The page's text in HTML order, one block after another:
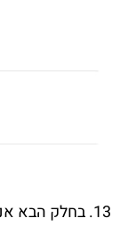
13. בחלק הבא